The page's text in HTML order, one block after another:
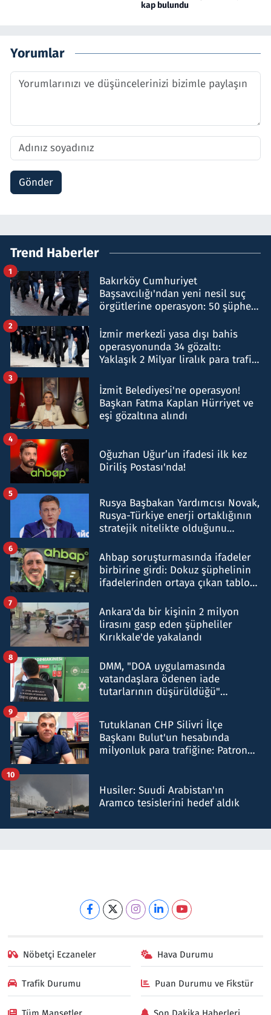
kap bulundu
Yorumlar
Gönder
Trend Haberler
Bakırköy Cumhuriyet
Başsavcılığı'ndan yeni nesil suç
örgütlerine operasyon: 50 şüpheli
1
İzmir merkezli yasa dışı bahis
operasyonunda 34 gözaltı:
Yaklaşık 2 Milyar liralık para trafiği
2
İzmit Belediyesi'ne operasyon!
Başkan Fatma Kaplan Hürriyet ve
eşi gözaltına alındı
3
Oğuzhan Uğur’un ifadesi ilk kez
Diriliş Postası'nda!
4
Rusya Başbakan Yardımcısı Novak,
Rusya-Türkiye enerji ortaklığının
stratejik nitelikte olduğunu
5
Ahbap soruşturmasında ifadeler
birbirine girdi: Dokuz şüphelinin
ifadelerinden ortaya çıkan tablo
6
Ankara'da bir kişinin 2 milyon
lirasını gasp eden şüpheliler
Kırıkkale'de yakalandı
7
DMM, "DOA uygulamasında
vatandaşlara ödenen iade
tutarlarının düşürüldüğü"
8
Tutuklanan CHP Silivri İlçe
Başkanı Bulut'un hesabında
milyonluk para trafiğine: Patron
9
Husiler: Suudi Arabistan'ın
Aramco tesislerini hedef aldık
10
Nöbetçi Eczaneler Hava Durumu
Trafik Durumu Puan Durumu ve Fikstür